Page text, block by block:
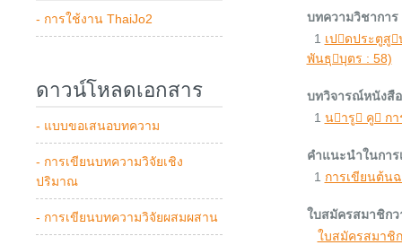
- การใช้งาน ThaiJo2
ดาวน์โหลดเอกสาร
- แบบขอเสนอบทความ
- การเขียนบทความวิจัยเชิง
ปริมาณ
- การเขียนบทความวิจัยผสมผสาน
บทความวิชาการ
1 เปดประตูสู
พันธุบุตร : 58)
บทวิจารณ์หนังสือ
1 นารู คู ก
คำแนะนำในกา
1 การเขียนต้น
ใบสมัครสมาชิกว
ใบสมัครสมาชิ